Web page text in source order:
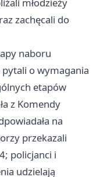
młodzieży
zachęcali do
naboru
o wymagania
etapów
z Komendy
na
przekazali
policjanci i
udzielają